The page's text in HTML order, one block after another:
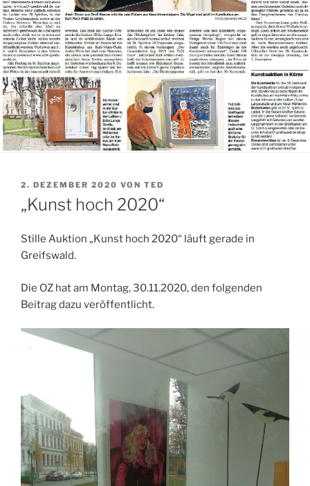
VERÖFFENTLICHT
AM
2. DEZEMBER 2020 VON TED
„Kunst hoch 2020“
Stille Auktion „Kunst hoch 2020“ läuft gerade in
Greifswald.
Die OZ hat am Montag, 30.11.2020, den folgenden
Beitrag dazu veröffentlicht.